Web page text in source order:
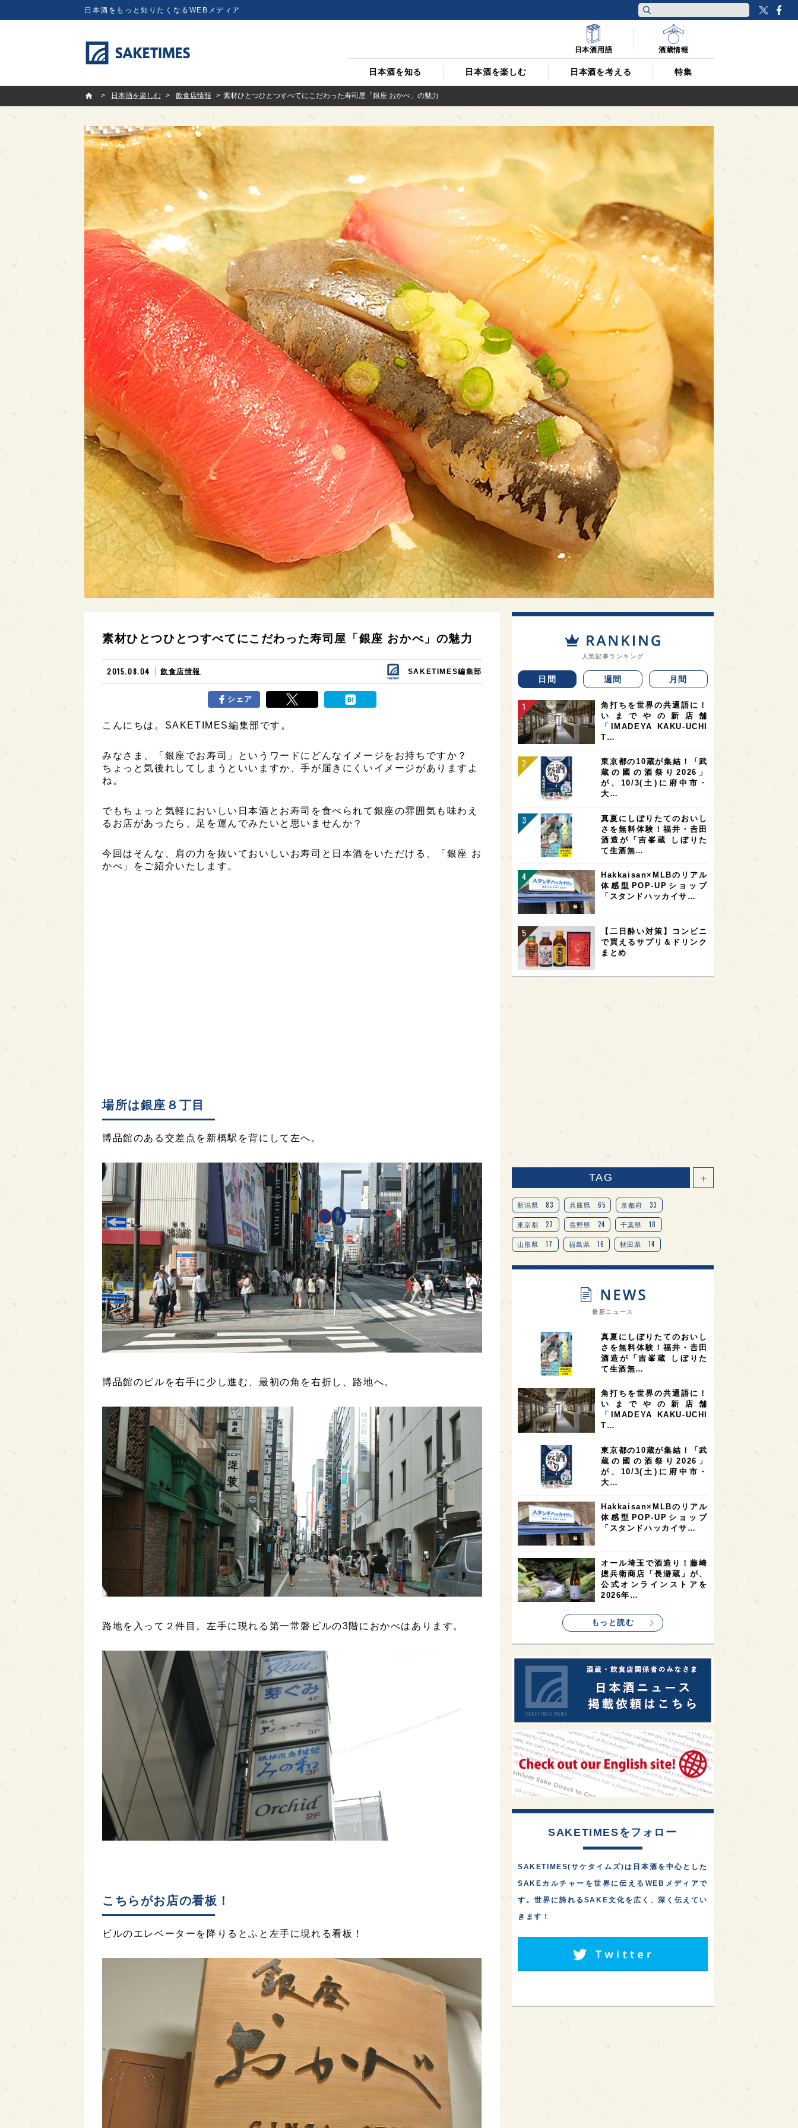
日本酒をもっと知りたくなるWEBメディア
日本酒を知る 日本酒を楽しむ 日本酒を考える 特集
日本酒用語 酒蔵情報
SAKETIMES
日本酒を楽しむ
飲食店情報 素材ひとつひとつすべてにこだわった寿司屋「銀座 おかべ」の魅力
素材ひとつひとつすべてにこだわった寿司屋「銀座 おかべ」の魅力
2015.08.04 飲食店情報 SAKETIMES編集部
シェア
こんにちは。SAKETIMES編集部です。
みなさま、「銀座でお寿司」というワードにどんなイメージをお持ちですか？
ちょっと気後れしてしまうといいますか、手が届きにくいイメージがありますよ
ね。
でもちょっと気軽においしい日本酒とお寿司を食べられて銀座の雰囲気も味わえ
るお店があったら、足を運んでみたいと思いませんか？
今回はそんな、肩の力を抜いておいしいお寿司と日本酒をいただける、「銀座 お
かべ」をご紹介いたします。
場所は銀座８丁目
博品館のある交差点を新橋駅を背にして左へ。
博品館のビルを右手に少し進む、最初の角を右折し、路地へ。
路地を入って２件目。左手に現れる第一常磐ビルの3階におかべはあります。
こちらがお店の看板！
ビルのエレベーターを降りるとふと左手に現れる看板！
人気記事ランキング
日間 週間 月間
角打ちを世界の共通語に！
いまでやの新店舗
「IMADEYA KAKU-UCHI
T…
東京都の10蔵が集結！「武
蔵の國の酒祭り2026」
が、10/3(土)に府中市・
大…
真夏にしぼりたてのおいし
さを無料体験！福井・𠮷田
酒造が「吉峯蔵 しぼりた
て生酒無…
Hakkaisan×MLBのリアル
体感型POP-UPショップ
「スタンドハッカイサ…
【二日酔い対策】コンビニ
で買えるサプリ＆ドリンク
まとめ
TAG ＋
新潟県 83 兵庫県 65 京都府 33
東京都 27 長野県 24 千葉県 18
山形県 17 福島県 16 秋田県 14
愛知県 14 宮城県 14 岐阜県 13
オピニオンリーダーの視点 9
7 奈良県 滋賀県 7 和歌山県 6
6 フランス 6 高知県 5 島根県 5
山口県 4 アメリカ 4 神奈川県 4
大分県 4 三重県 3 3 3
オーストラリア 台湾 2 アジア
SAKEの時代を生きる 1
全蔵めぐり 1 シンガポール 1 カナダ 1
1 熊本県 1
イギリス 1 ノルウェー 新宿区 1
歌舞伎町 1 沖縄県 1 鳥取県 1
saketimes_image_4 1
最新ニュース
真夏にしぼりたてのおいし
さを無料体験！福井・𠮷田
酒造が「吉峯蔵 しぼりた
て生酒無…
角打ちを世界の共通語に！
いまでやの新店舗
「IMADEYA KAKU-UCHI
T…
東京都の10蔵が集結！「武
蔵の國の酒祭り2026」
が、10/3(土)に府中市・
大…
Hakkaisan×MLBのリアル
体感型POP-UPショップ
「スタンドハッカイサ…
オール埼玉で酒造り！藤﨑
摠兵衛商店「長瀞蔵」が、
公式オンラインストアを
2026年…
もっと読む
SAKETIMESをフォロー
SAKETIMES(サケタイムズ)は日本酒を中心とした
SAKEカルチャーを世界に伝えるWEBメディアで
す。世界に誇れるSAKE文化を広く、深く伝えてい
きます！